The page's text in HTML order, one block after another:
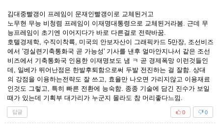
김대중빨갱이 프레임이 문재인빨갱이로 교체된거고
노무현 무능 비청렴 프레임이 이재명대통령으로 교체된거라봄. 근데 무
능프레임이 초기엔 이어지다가 바로 다른걸로 전략바꿈.
호텔경제학, 수직이착륙, 미국의 안보자산이 그래픽카드 5만장, 조선비즈
에서 '경실련기축통화국 곧 가능성' 기사를 낸후 얼마안지나서 같은 조선
비즈에서 기축통화국 인용한 이재명보도 냄 ㅋ 곧 경제폭망 이런것들인
데, 일베가 뛰어난점은 한발후퇴함으로써 두발 전진하는 걸 잘함. 상대
의 강점을 이용하는전략도 잘 쓰고, 효율만 나오면 가리지않고 이용재료
인것도 그렇고, 특히 빠른 전환에 능숙함. 종종 기술에 담긴 진수가 보일
때가 있는데 기획부 대가리가 누군지 몰라도 참 머리좋다느낌.
답글 0
0